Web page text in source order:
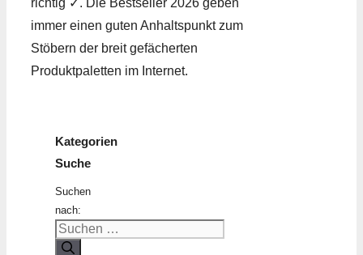
richtig ✓. Die Bestseller 2026 geben
immer einen guten Anhaltspunkt zum
Stöbern der breit gefächerten
Produktpaletten im Internet.
Kategorien
Suche
Suchen
nach: